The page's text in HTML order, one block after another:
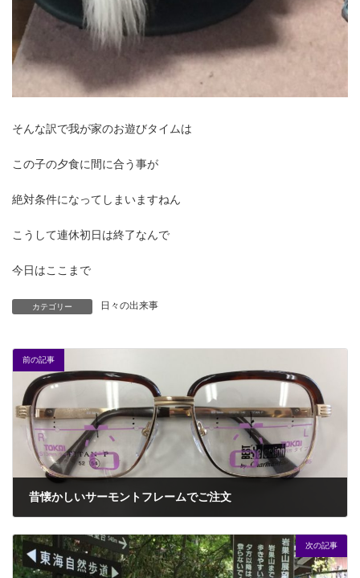
そんな訳で我が家のお遊びタイムは
この子の夕食に間に合う事が
絶対条件になってしまいますねん
こうして連休初日は終了なんで
今日はここまで
カテゴリー 日々の出来事
前の記事
昔懐かしいサーモントフレームでご注文
次の記事